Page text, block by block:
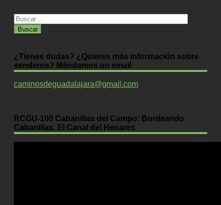
Buscar:
¿Tienes dudas? ¿Quieres más información sobre
senderos? Mándamos un email
caminosdeguadalajara@gmail.com
RCGU-100 Cabanillas del Campo: Bordeando
Cabanillas. El Canal del Henares